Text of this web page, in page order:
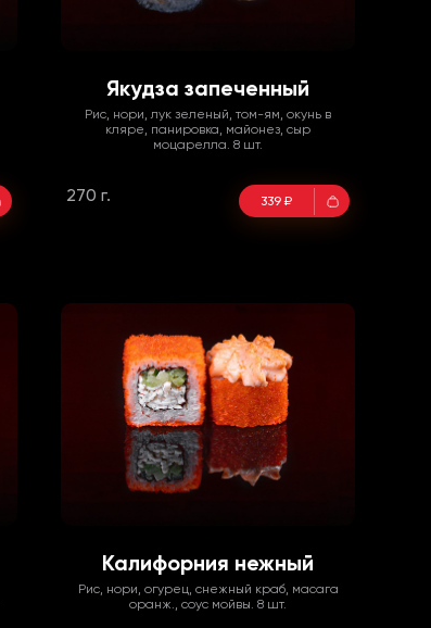
Якудза запеченный
Рис, нори, лук зеленый, том-ям, окунь в
кляре, панировка, майонез, сыр
моцарелла. 8 шт.
270 г. 339 ₽
Калифорния нежный
Рис, нори, огурец, снежный краб, масага
оранж., соус мойвы. 8 шт.